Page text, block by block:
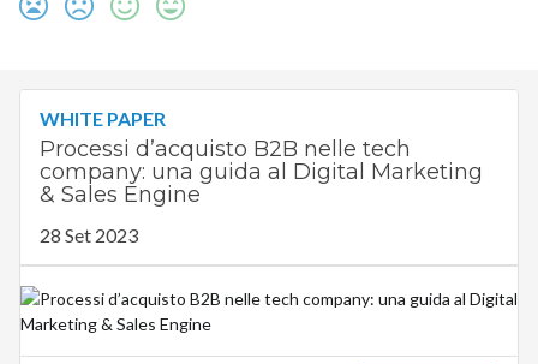
WHITE PAPER
Processi d’acquisto B2B nelle tech
company: una guida al Digital Marketing
& Sales Engine
28 Set 2023